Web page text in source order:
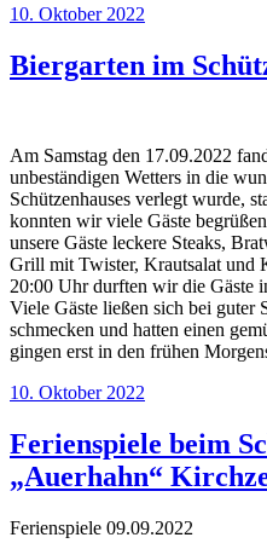
Veröffentlicht
10. Oktober 2022
Biergarten im
Am Samstag den 17.09.2022
unbeständigen Wetters in die
Schützenhauses verlegt wurde,
konnten wir viele Gäste
unsere Gäste leckere Steaks,
Grill mit Twister, Krautsalat und
20:00 Uhr durften wir die Gäste
Viele Gäste ließen sich bei guter
schmecken und hatten einen
gingen erst in den frühen
Veröffentlicht
10. Oktober 2022
Ferienspiele beim
„Auerhahn“
Ferienspiele 09.09.2022